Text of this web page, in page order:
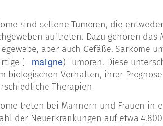
sind seltene Tumoren, die
auftreten. Dazu gehören das
aber auch Gefäße. Sarkome
(= maligne) Tumoren. Diese
biologischen Verhalten, ihrer
Therapien.
treten bei Männern und Frauen in
der Neuerkrankungen auf etwa